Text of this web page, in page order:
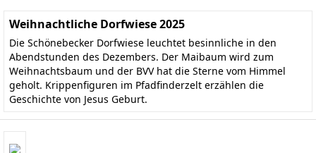
Weihnachtliche Dorfwiese 2025
Die Schönebecker Dorfwiese leuchtet besinnliche in den
Abendstunden des Dezembers. Der Maibaum wird zum
Weihnachtsbaum und der BVV hat die Sterne vom Himmel
geholt. Krippenfiguren im Pfadfinderzelt erzählen die
Geschichte von Jesus Geburt.